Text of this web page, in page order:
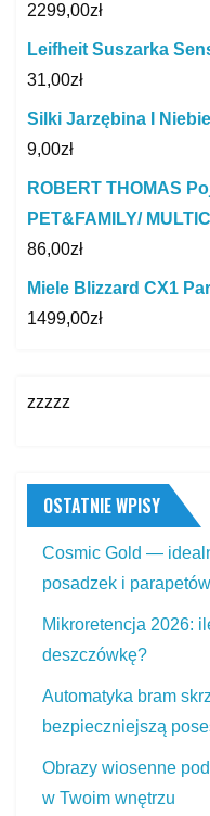
2299,00zł
Leifheit Suszarka
31,00zł
Silki Jarzębina I
9,00zł
ROBERT THOMAS
PET&FAMILY/
86,00zł
Miele Blizzard CX1
1499,00zł
zzzzz
OSTATNIE WPISY
Cosmic Gold —
posadzek i parapetów
Mikroretencja 2026:
deszczówkę?
Automatyka bram
bezpieczniejszą
Obrazy wiosenne
w Twoim wnętrzu